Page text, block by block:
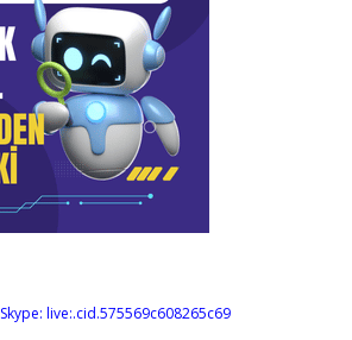
Skype: live:.cid.575569c608265c69